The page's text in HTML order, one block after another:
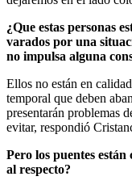
¿Que estas personas
varados por una
no impulsa alguna
Ellos no están en
temporal que deben
presentarán problemas
evitar, respondió
Pero los puentes
al respecto?